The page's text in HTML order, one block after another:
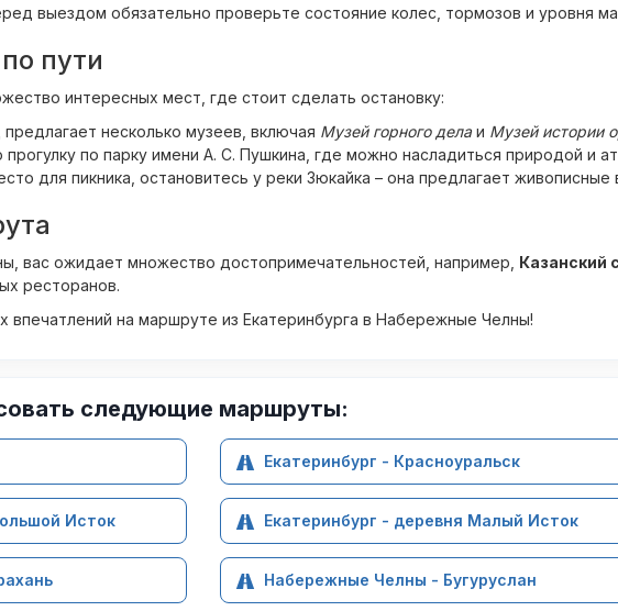
выездом обязательно проверьте состояние колес, тормозов и уровня
пути
интересных мест, где стоит сделать остановку:
несколько музеев, включая Музей горного делаи Музей истории
по парку имени А. С. Пушкина, где можно насладиться природой и
для пикника, остановитесь у реки Зюкайка – она предлагает живописные
вас ожидает множество достопримечательностей, например, Казанский
ресторанов.
впечатлений на маршруте из Екатеринбурга в Набережные Челны!
следующие маршруты:
Екатеринбург - Красноуральск
Исток Екатеринбург - деревня Малый Исток
Набережные Челны - Бугуруслан